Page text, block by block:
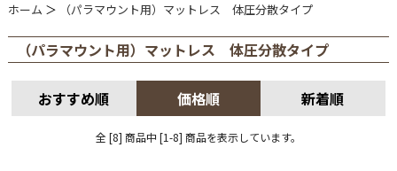
ホーム ＞ （パラマウント用）マットレス 体圧分散タイプ
（パラマウント用）マットレス 体圧分散タイプ
おすすめ順 価格順 新着順
全 [8] 商品中 [1-8] 商品を表示しています。